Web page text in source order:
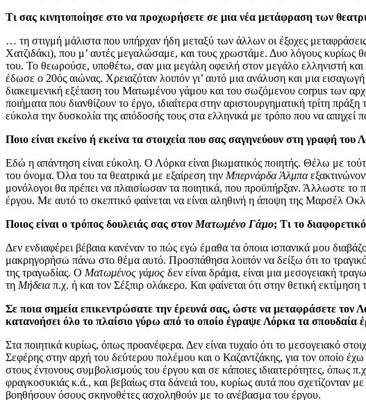
Τι σας κινητοποίησε στο να προχωρήσετε σε μια νέα μετάφραση των
… τη στιγμή μάλιστα που υπήρχαν ήδη μεταξύ των άλλων οι έξοχες
Χατζιδάκι), που μ’ αυτές μεγαλώσαμε, και τους χρωστάμε. Δυο λόγους κυρίως
του. Το θεωρούσε, υποθέτω, σαν μια μεγάλη οφειλή στον μεγάλο ελληνιστή
έδωσε ο 20ός αιώνας. Χρειαζόταν λοιπόν γι’ αυτό μια ανάλυση και μια
διακειμενική εξέταση του Ματωμένου γάμου και του σωζόμενου corpus των
ποιήματα που διανθίζουν το έργο, ιδιαίτερα στην αριστουργηματική τρίτη
εύκολα την δυσκολία της απόδοσής τους στα ελληνικά με τρόπο που να απηχεί
Ποιο είναι εκείνο ή εκείνα τα στοιχεία που σας σαγηνεύουν στη γραφή του
Εδώ η απάντηση είναι εύκολη. Ο Λόρκα είναι βιωματικός ποιητής. Θέλω με
του όνομα. Όλα του τα θεατρικά με εξαίρεση την Μπερνάρδα Άλμπα
μονόλογοι θα πρέπει να πλαισίωσαν τα ποιητικά, που προϋπήρξαν. Άλλωστε
έργου. Με αυτό το σκεπτικό φαίνεται να είναι αληθινή η άποψη της Μαρσέλ
Ποιος είναι ο τρόπος δουλειάς σας στον Ματωμένο Γάμο; Τι το
Δεν ενδιαφέρει βέβαια κανέναν το πώς εγώ έμαθα τα όποια ισπανικά μου
μακρηγορήσω πάνω στο θέμα αυτό. Προσπάθησα λοιπόν να δείξω ότι το
της τραγωδίας. Ο Ματωμένος γάμος δεν είναι δράμα, είναι μια μεσογειακή
τη Μήδειαπ.χ. ή και τον Σέξπιρ ολάκερο. Και φαίνεται ότι στην θετική
Σε ποια σημεία επικεντρώσατε την έρευνά σας, ώστε να μεταφράσετε
κατανοήσει όλο το πλαίσιο γύρω από το οποίο έγραψε Λόρκα τα σπουδαία
Στα ποιητικά κυρίως, όπως προανέφερα. Δεν είναι τυχαίο ότι το μεσογειακό
Σεφέρης στην αρχή του δεύτερου πολέμου και ο Καζαντζάκης, για τον οποίο
στους έντονους συμβολισμούς του έργου και σε κάποιες ιδιαιτερότητες, όπως
φραγκοσυκιάς κ.ά., και βεβαίως στα δάνειά του, κυρίως αυτά που σχετίζονταν
βοηθήσουν όσους σκηνοθέτες ασχοληθούν με το ανέβασμα του έργου.